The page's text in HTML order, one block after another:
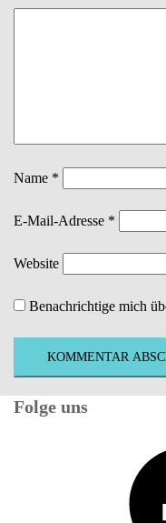
Name *
E-Mail-Adresse *
Website
Benachrichtige mich
Folge uns